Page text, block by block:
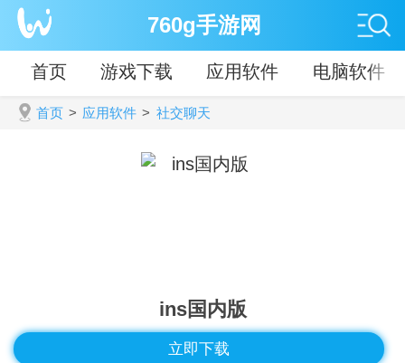
760g手游网
首页 游戏下载 应用软件 电脑软件
首页 > 应用软件 > 社交聊天
ins国内版
立即下载